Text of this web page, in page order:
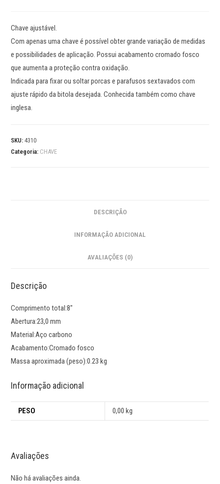
Chave ajustável.
Com apenas uma chave é possível obter grande variação de medidas
e possibilidades de aplicação. Possui acabamento cromado fosco
que aumenta a proteção contra oxidação.
Indicada para fixar ou soltar porcas e parafusos sextavados com
ajuste rápido da bitola desejada. Conhecida também como chave
inglesa.
SKU:4310
Categoria: CHAVE
DESCRIÇÃO
INFORMAÇÃO ADICIONAL
AVALIAÇÕES (0)
Descrição
Comprimento total:8″
Abertura:23,0 mm
Material:Aço carbono
Acabamento:Cromado fosco
Massa aproximada (peso):0.23 kg
Informação adicional
PESO 0,00 kg
Avaliações
Não há avaliações ainda.